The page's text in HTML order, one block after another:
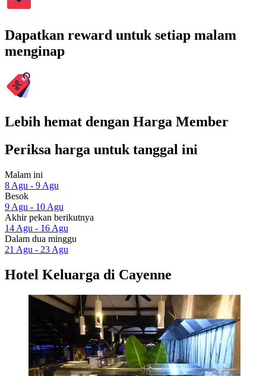
Dapatkan reward untuk setiap malam
menginap
Lebih hemat dengan Harga Member
Periksa harga untuk tanggal ini
Malam ini
8 Agu - 9 Agu
Besok
9 Agu - 10 Agu
Akhir pekan berikutnya
14 Agu - 16 Agu
Dalam dua minggu
21 Agu - 23 Agu
Hotel Keluarga di Cayenne